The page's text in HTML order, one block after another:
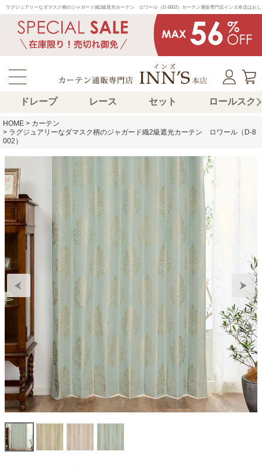
ラグジュアリーなダマスク柄のジャガード織2級遮光カーテン　ロワール（D-8002）カーテン通販専門店インズ本店は
ドレープ レース セット ロールスク
HOME
カーテン
ラグジュアリーなダマスク柄のジャガード織2級遮光カーテン ロワール（D-8
002）